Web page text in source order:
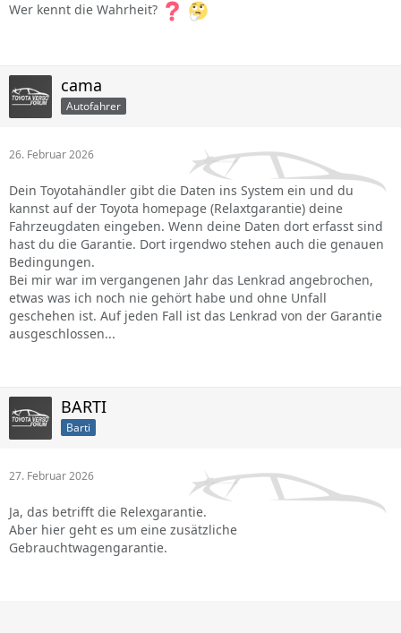
Wer kennt die Wahrheit?
cama
Autofahrer
26. Februar 2026
Dein Toyotahändler gibt die Daten ins System ein und du
kannst auf der Toyota homepage (Relaxtgarantie) deine
Fahrzeugdaten eingeben. Wenn deine Daten dort erfasst sind
hast du die Garantie. Dort irgendwo stehen auch die genauen
Bedingungen.
Bei mir war im vergangenen Jahr das Lenkrad angebrochen,
etwas was ich noch nie gehört habe und ohne Unfall
geschehen ist. Auf jeden Fall ist das Lenkrad von der Garantie
ausgeschlossen...
BARTI
Barti
27. Februar 2026
Ja, das betrifft die Relexgarantie.
Aber hier geht es um eine zusätzliche
Gebrauchtwagengarantie.